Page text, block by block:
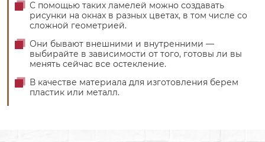
С помощью таких ламелей можно создавать
рисунки на окнах в разных цветах, в том числе со
сложной геометрией.
Они бывают внешними и внутренними —
выбирайте в зависимости от того, готовы ли вы
менять сейчас все остекление.
В качестве материала для изготовления берем
пластик или металл.